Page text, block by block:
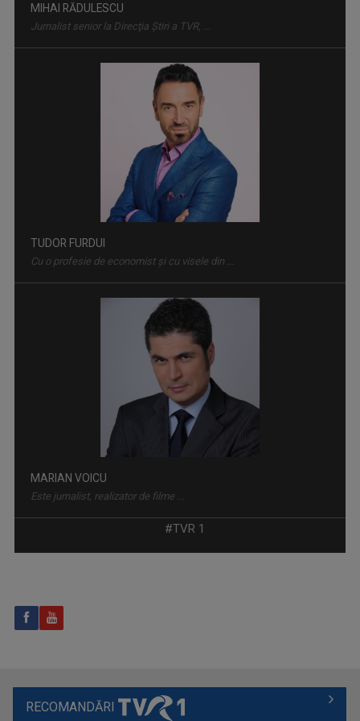
Știri, albumele momentului, cronica ...
"Krónika" e un cuvânt din altă limbă, dar nu ...
Lansată pe 10 martie 1957, „Viața satului” ...
MIHAI RĂDULESCU
Jurnalist senior la Direcţia Ştiri a TVR, ...
TUDOR FURDUI
Cu o profesie de economist şi cu visele din ...
MARIAN VOICU
Este jurnalist, realizator de filme ...
DANA CONSTANTINESCU
#TVR 1
RECOMANDĂRI